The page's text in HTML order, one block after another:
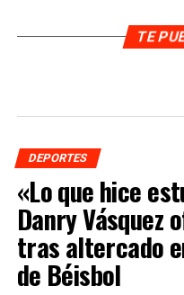
TE
DEPORTES
«Lo que hice
Danry Vásquez
tras altercado
de Béisbol